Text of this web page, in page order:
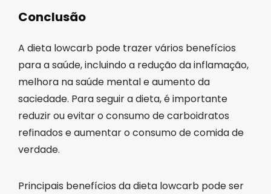
Conclusão
A dieta lowcarb pode trazer vários benefícios
para a saúde, incluindo a redução da inflamação,
melhora na saúde mental e aumento da
saciedade. Para seguir a dieta, é importante
reduzir ou evitar o consumo de carboidratos
refinados e aumentar o consumo de comida de
verdade.
Principais benefícios da dieta lowcarb pode ser